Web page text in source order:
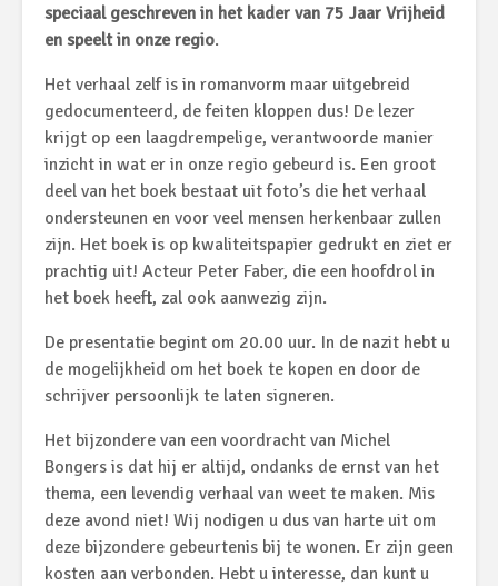
speciaal geschreven in het kader van 75 Jaar Vrijheid
en speelt in onze regio.
Het verhaal zelf is in romanvorm maar uitgebreid
gedocumenteerd, de feiten kloppen dus! De lezer
krijgt op een laagdrempelige, verantwoorde manier
inzicht in wat er in onze regio gebeurd is. Een groot
deel van het boek bestaat uit foto’s die het verhaal
ondersteunen en voor veel mensen herkenbaar zullen
zijn. Het boek is op kwaliteitspapier gedrukt en ziet er
prachtig uit! Acteur Peter Faber, die een hoofdrol in
het boek heeft, zal ook aanwezig zijn.
De presentatie begint om 20.00 uur. In de nazit hebt u
de mogelijkheid om het boek te kopen en door de
schrijver persoonlijk te laten signeren.
Het bijzondere van een voordracht van Michel
Bongers is dat hij er altijd, ondanks de ernst van het
thema, een levendig verhaal van weet te maken. Mis
deze avond niet! Wij nodigen u dus van harte uit om
deze bijzondere gebeurtenis bij te wonen. Er zijn geen
kosten aan verbonden. Hebt u interesse, dan kunt u